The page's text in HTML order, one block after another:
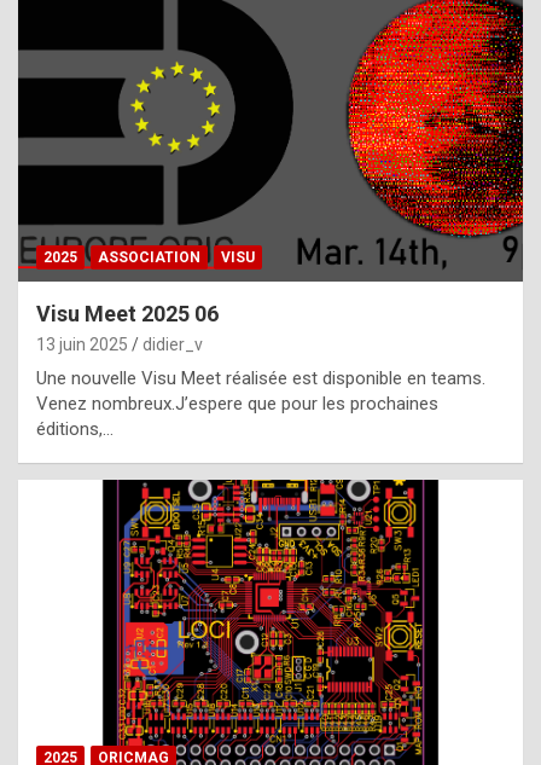
h
a
t
t
e
b
e
s
t
p
h
o
n
2025 ASSOCIATION VISU
Visu Meet 2025 06
13 juin 2025 didier_v
Une nouvelle Visu Meet réalisée est disponible en teams.
Venez nombreux.J’espere que pour les prochaines
éditions,…
2025 ORICMAG